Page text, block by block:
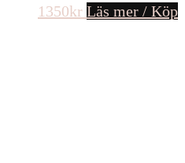
1350kr Läs mer / Köp